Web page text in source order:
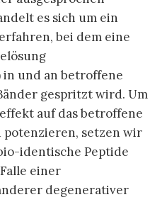
es sich um ein
bei dem eine
und an betroffene
gespritzt wird. Um
auf das betroffene
potenzieren, setzen wir
identische Peptide
einer
degenerativer